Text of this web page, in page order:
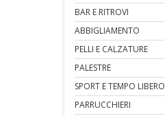
BAR E RITROVI
ABBIGLIAMENTO
PELLI E CALZATURE
PALESTRE
SPORT E TEMPO LIBERO
PARRUCCHIERI